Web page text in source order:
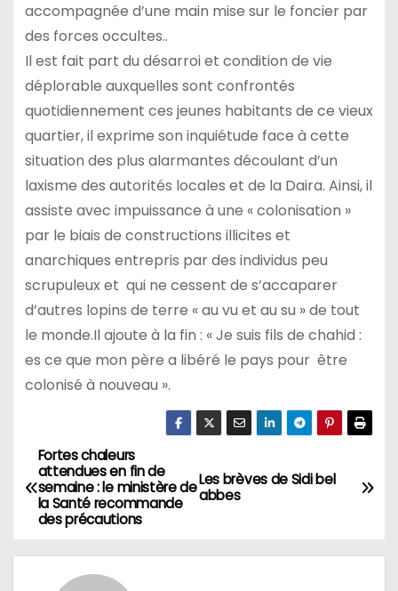
accompagnée d’une main mise sur le foncier par
des forces occultes..
Il est fait part du désarroi et condition de vie
déplorable auxquelles sont confrontés
quotidiennement ces jeunes habitants de ce vieux
quartier, il exprime son inquiétude face à cette
situation des plus alarmantes découlant d’un
laxisme des autorités locales et de la Daira. Ainsi, il
assiste avec impuissance à une « colonisation »
par le biais de constructions illicites et
anarchiques entrepris par des individus peu
scrupuleux et qui ne cessent de s’accaparer
d’autres lopins de terre « au vu et au su » de tout
le monde.Il ajoute à la fin : « Je suis fils de chahid :
es ce que mon père a libéré le pays pour être
colonisé à nouveau ».
N
a
Les brèves de Sidi bel
abbes
Fortes chaleurs
attendues en fin de
semaine : le ministère de
la Santé recommande
des précautions